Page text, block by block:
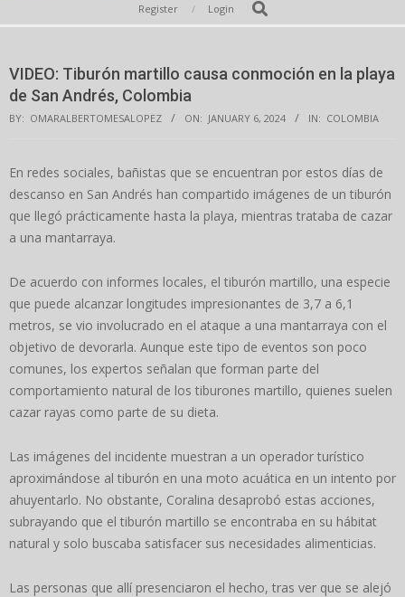
Navigation
Register Login Search
VIDEO: Tiburón martillo causa conmoción en la playa
de San Andrés, Colombia
BY: OMARALBERTOMESALOPEZ ON: JANUARY 6, 2024 IN: COLOMBIA
En redes sociales, bañistas que se encuentran por estos días de
descanso en San Andrés han compartido imágenes de un tiburón
que llegó prácticamente hasta la playa, mientras trataba de cazar
a una mantarraya.
De acuerdo con informes locales, el tiburón martillo, una especie
que puede alcanzar longitudes impresionantes de 3,7 a 6,1
metros, se vio involucrado en el ataque a una mantarraya con el
objetivo de devorarla. Aunque este tipo de eventos son poco
comunes, los expertos señalan que forman parte del
comportamiento natural de los tiburones martillo, quienes suelen
cazar rayas como parte de su dieta.
Las imágenes del incidente muestran a un operador turístico
aproximándose al tiburón en una moto acuática en un intento por
ahuyentarlo. No obstante, Coralina desaprobó estas acciones,
subrayando que el tiburón martillo se encontraba en su hábitat
natural y solo buscaba satisfacer sus necesidades alimenticias.
Las personas que allí presenciaron el hecho, tras ver que se alejó